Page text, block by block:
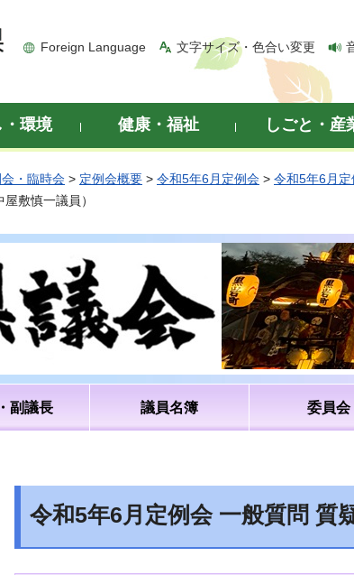
Foreign Language 文字サイズ・色合い変更
・環境 健康・福祉 しごと・産
・臨時会 > 定例会概要 > 令和5年6月定例会 > 令和5年6月
敷慎一議員）
副議長 議員名簿 委員会
令和5年6月定例会 一般質問 質